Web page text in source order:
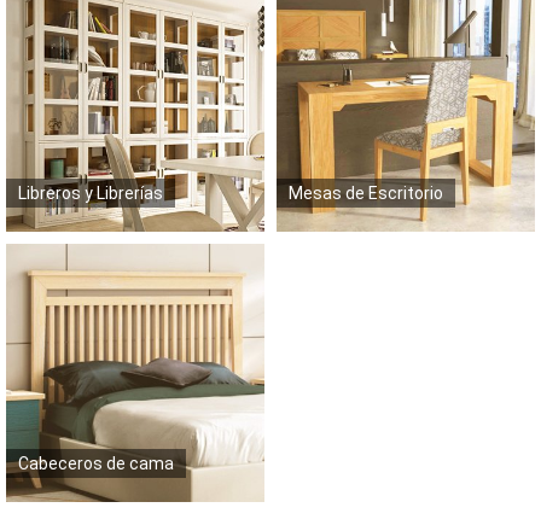
Libreros y Librerías Mesas de Escritorio
Cabeceros de cama